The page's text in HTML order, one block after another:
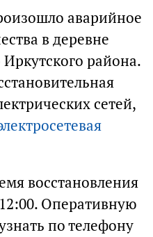
аварийное
в деревне
района.
сетей,
восстановления
Оперативную
по телефону